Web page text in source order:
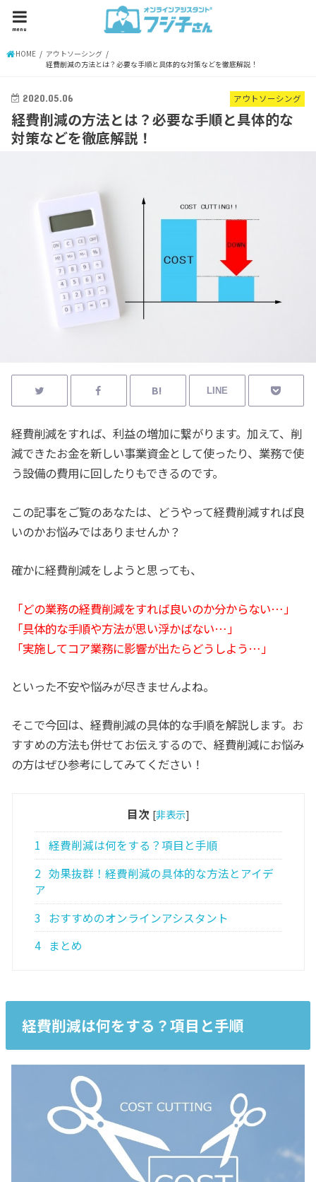
menu
HOME
アウトソーシング
経費削減の方法とは？必要な手順と具体的な対策などを徹底解説！
アウトソーシング
2020.05.06
経費削減の方法とは？必要な手順と具体的な
対策などを徹底解説！
LINE
経費削減をすれば、利益の増加に繋がります。加えて、削
減できたお金を新しい事業資金として使ったり、業務で使
う設備の費用に回したりもできるのです。
この記事をご覧のあなたは、どうやって経費削減すれば良
いのかお悩みではありませんか？
確かに経費削減をしようと思っても、
「どの業務の経費削減をすれば良いのか分からない…」
「具体的な手順や方法が思い浮かばない…」
「実施してコア業務に影響が出たらどうしよう…」
といった不安や悩みが尽きませんよね。
そこで今回は、経費削減の具体的な手順を解説します。お
すすめの方法も併せてお伝えするので、経費削減にお悩み
の方はぜひ参考にしてみてください！
目次 [非表示]
1 経費削減は何をする？項目と手順
2 効果抜群！経費削減の具体的な方法とアイデ
ア
3
おすすめのオンラインアシスタント
4 まとめ
経費削減は何をする？項目と手順